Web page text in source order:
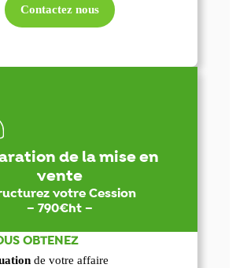
Contactez nous
de la mise en
vente
votre Cession
– 790€ht –
OBTENEZ
de votre affaire